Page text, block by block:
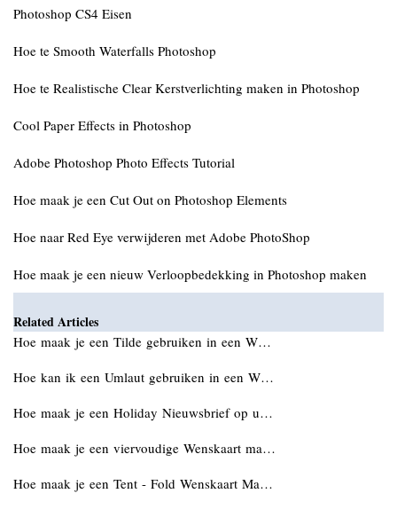
Photoshop CS4 Eisen
Hoe te Smooth Waterfalls Photoshop
Hoe te Realistische Clear Kerstverlichting maken in Photoshop
Cool Paper Effects in Photoshop
Adobe Photoshop Photo Effects Tutorial
Hoe maak je een Cut Out on Photoshop Elements
Hoe naar Red Eye verwijderen met Adobe PhotoShop
Hoe maak je een nieuw Verloopbedekking in Photoshop maken
Related Articles
Hoe maak je een Tilde gebruiken in een W…
Hoe kan ik een Umlaut gebruiken in een W…
Hoe maak je een Holiday Nieuwsbrief op u…
Hoe maak je een viervoudige Wenskaart ma…
Hoe maak je een Tent - Fold Wenskaart Ma…